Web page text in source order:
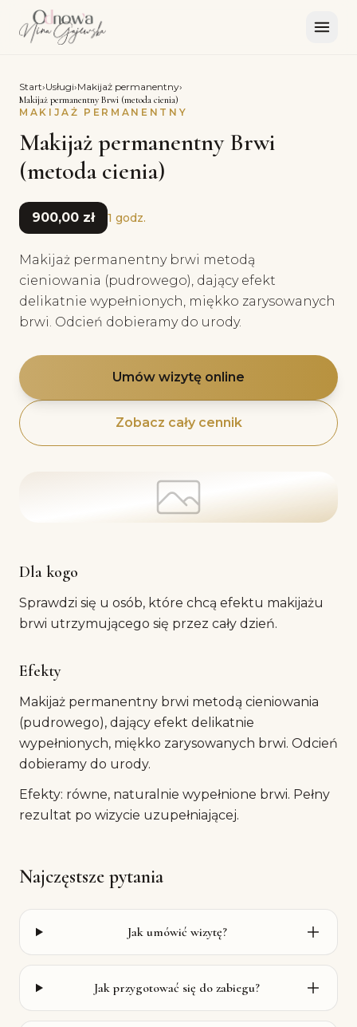
Start›Usługi›Makijaż permanentny›
Makijaż permanentny Brwi (metoda cienia)
MAKIJAŻ PERMANENTNY
Makijaż permanentny Brwi
(metoda cienia)
900,00 zł 1 godz.
Makijaż permanentny brwi metodą
cieniowania (pudrowego), dający efekt
delikatnie wypełnionych, miękko zarysowanych
brwi. Odcień dobieramy do urody.
Umów wizytę online
Zobacz cały cennik
Dla kogo
Sprawdzi się u osób, które chcą efektu makijażu
brwi utrzymującego się przez cały dzień.
Efekty
Makijaż permanentny brwi metodą cieniowania
(pudrowego), dający efekt delikatnie
wypełnionych, miękko zarysowanych brwi. Odcień
dobieramy do urody.
Efekty: równe, naturalnie wypełnione brwi. Pełny
rezultat po wizycie uzupełniającej.
Najczęstsze pytania
Jak umówić wizytę?
Jak przygotować się do zabiegu?